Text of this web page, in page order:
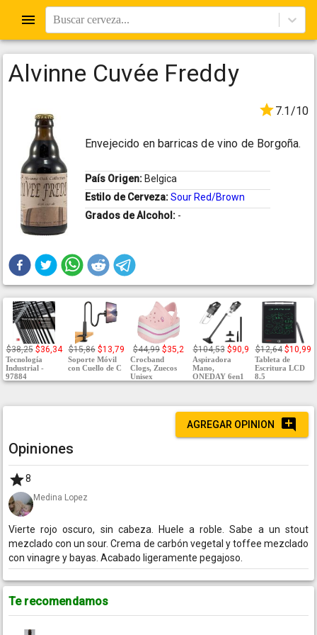
Buscar cerveza...
Alvinne Cuvée Freddy
7.1/10
Envejecido en barricas de vino de Borgoña.
País Origen: Belgica
Estilo de Cerveza:Sour Red/Brown
Grados de Alcohol: -
$38,25 $36,34
Tecnología
Industrial -
97884
$15,86 $13,79
Soporte Móvil
con Cuello de C
$44,99 $35,2
Crocband
Clogs, Zuecos
Unisex
$104,53 $90,9
Aspiradora
Mano,
ONEDAY 6en1
$12,64 $10,99
Tableta de
Escritura LCD
8.5
AGREGAR OPINION
Opiniones
8
Medina Lopez
Vierte rojo oscuro, sin cabeza. Huele a roble. Sabe a un stout
mezclado con un sour. Crema de carbón vegetal y toffee mezclado
con vinagre y bayas. Acabado ligeramente pegajoso.
Te recomendamos